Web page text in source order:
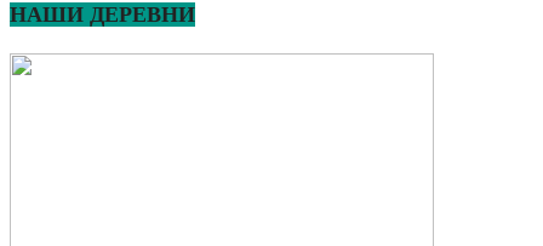
НАШИ ДЕРЕВНИ